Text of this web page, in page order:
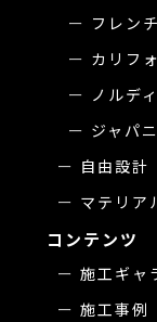
フレン
カリフ
ノルデ
ジャパ
自由設計
マテリア
コンテンツ
施工ギャ
施工事例